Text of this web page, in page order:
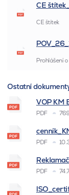
CE
CE štítek
Prohlášení
Ostatní
VOP KM
PDF
PDF
PDF